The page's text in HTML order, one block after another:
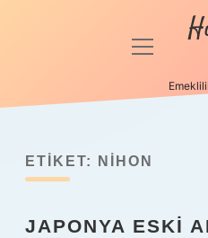
Anasayfa
Politikası
menüyü
ETIKET: NIHON
JAPONYA ESKI